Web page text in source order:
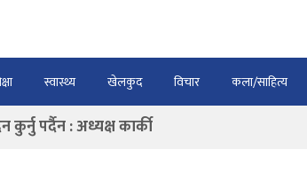
स्वास्थ्य खेलकुद विचार कला/साहित्य
ल्याइए
पर्दैन : अध्यक्ष कार्की